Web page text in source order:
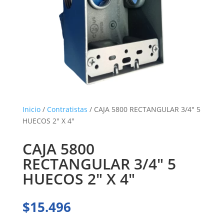
Inicio/ Contratistas / CAJA 5800 RECTANGULAR 3/4″ 5
HUECOS 2″ X 4″
CAJA 5800
RECTANGULAR 3/4″ 5
HUECOS 2″ X 4″
$15.496